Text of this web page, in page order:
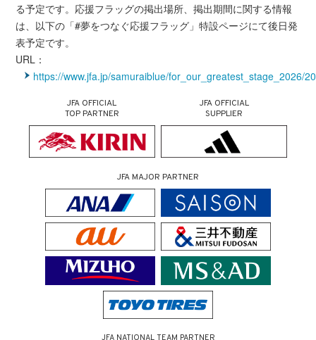
る予定です。応援フラッグの掲出場所、掲出期間に関する情報
は、以下の「#夢をつなぐ応援フラッグ」特設ページにて後日発
表予定です。
URL：
https://www.jfa.jp/samuraiblue/for_our_greatest_stage_2026/
JFA OFFICIAL
TOP PARTNER
JFA OFFICIAL
SUPPLIER
JFA MAJOR PARTNER
JFA NATIONAL TEAM PARTNER